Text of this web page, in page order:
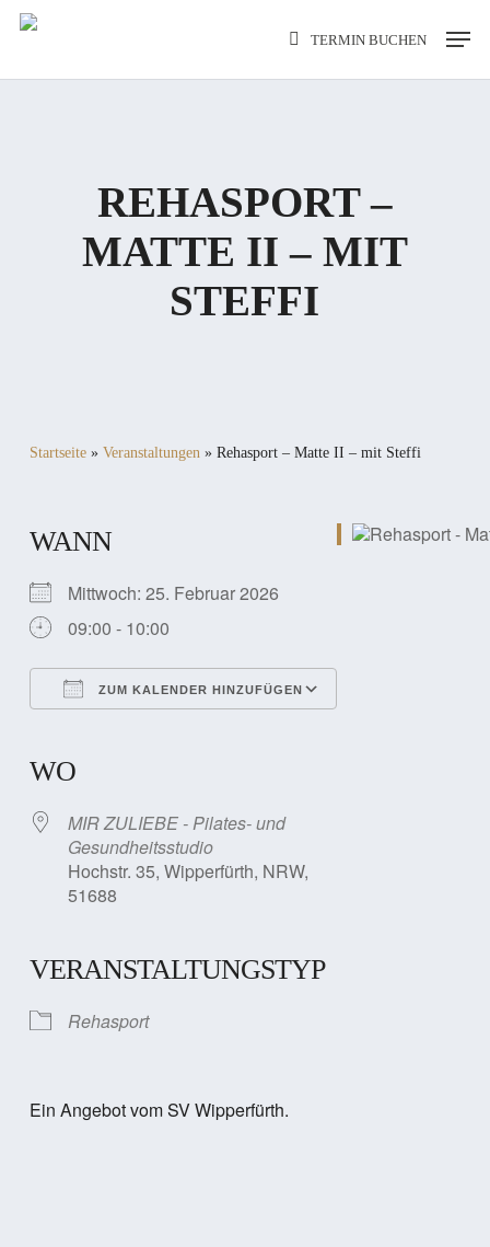
Skip
TERMIN BUCHEN
Menu
REHASPORT –
MATTE II – MIT
STEFFI
Startseite» Veranstaltungen» Rehasport – Matte II – mit Steffi
WANN
Mittwoch: 25. Februar 2026
09:00 - 10:00
ZUM KALENDER HINZUFÜGEN
WO
MIR ZULIEBE - Pilates- und
Gesundheitsstudio
Hochstr. 35, Wipperfürth, NRW,
51688
VERANSTALTUNGSTYP
Rehasport
Ein Angebot vom SV Wipperfürth.